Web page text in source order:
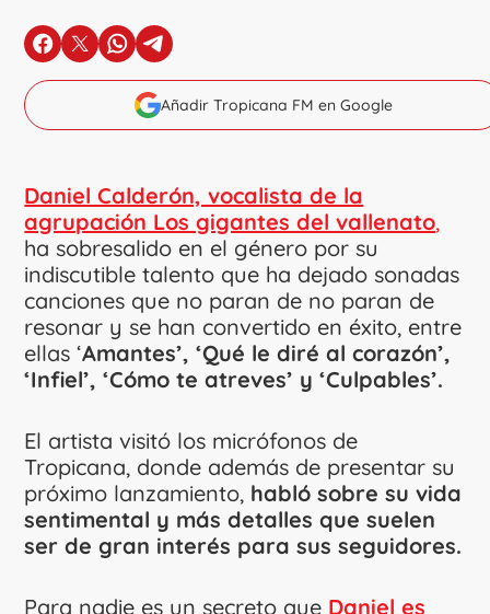
en Facebook
en Xen Whatsapp
en Telegram
Añadir Tropicana FM en Google
Daniel Calderón, vocalista de la
agrupación Los gigantes del vallenato,
ha sobresalido en el género por su
indiscutible talento que ha dejado sonadas
canciones que no paran de no paran de
resonar y se han convertido en éxito, entre
ellas ‘Amantes’, ‘Qué le diré al corazón’,
‘Infiel’, ‘Cómo te atreves’ y ‘Culpables’.
El artista visitó los micrófonos de
Tropicana, donde además de presentar su
próximo lanzamiento, habló sobre su vida
sentimental y más detalles que suelen
ser de gran interés para sus seguidores.
Para nadie es un secreto que Daniel es